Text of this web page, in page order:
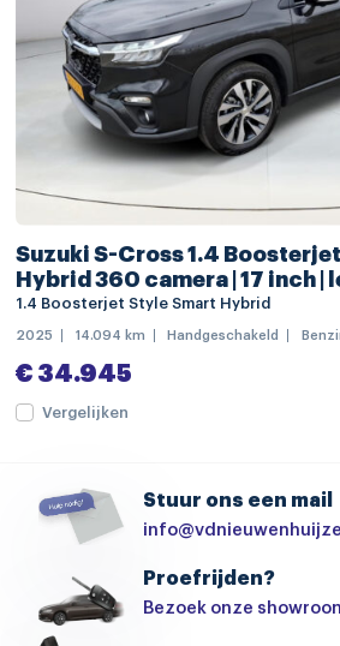
Parkeersensoren vóór
verkeersbord detectie
achteropkomend verkeer
achteruitrij assistent
alarm klasse 1(startblokkering)
Anti doorSlip Regeling
bandenspanningscontrolesysteem
bestuurdersairbag
Brake Assist System
elektronische remkrachtverdeling
Elektronisch Stabiliteits Programma
hill hold functie
Suzuki S-Cross 1.4
Hybrid 360 camera | 17 inch |
1.4 Boosterjet Style Smart Hybrid
2025 14.094 km Handgeschakeld
€ 34.945
Vergelijken
Stuur ons een mail
Proefrijden?
Bezoek onze